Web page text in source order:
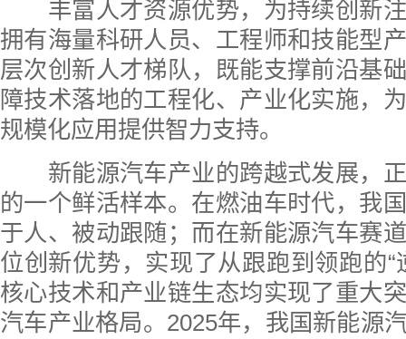
丰富人才资源优势，为持续创新注
拥有海量科研人员、工程师和技能型
层次创新人才梯队，既能支撑前沿基
障技术落地的工程化、产业化实施，
规模化应用提供智力支持。
新能源汽车产业的跨越式发展，正
的一个鲜活样本。在燃油车时代，我
于人、被动跟随；而在新能源汽车赛
位创新优势，实现了从跟跑到领跑的“
核心技术和产业链生态均实现了重大
汽车产业格局。2025年，我国新能源